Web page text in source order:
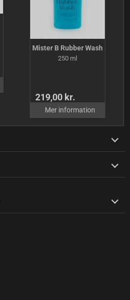
Mister B Rubber Wash
250 ml
219,00 kr.
Mer information